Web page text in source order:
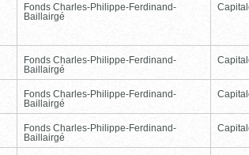
Fonds Charles-Philippe-Ferdinand-
Baillairgé
Fonds Charles-Philippe-Ferdinand-
Baillairgé
Fonds Charles-Philippe-Ferdinand-
Baillairgé
Fonds Charles-Philippe-Ferdinand-
Baillairgé